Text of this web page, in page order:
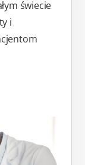
świecie
i